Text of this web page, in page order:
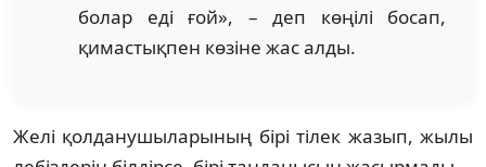
болар еді ғой», – деп көңілі босап,
қимастықпен көзіне жас алды.
Желі қолданушыларының бірі тілек жазып, жылы